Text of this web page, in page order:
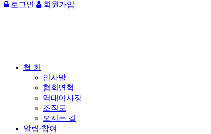
로그인 회원가입
협 회
인사말
협회연혁
역대이사장
조직도
오시는 길
알림·참여